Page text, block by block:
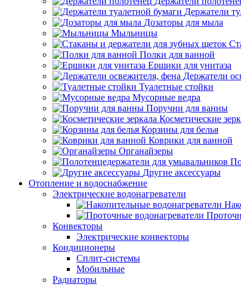
Держатели
Дозаторы для мыла
Мыльницы
Полки для ванной
Ершики для унитаза
Держатели
Туалетные стойки
Мусорные ведра
Поручни для ванны
Косметические
Корзины для белья
Коврики для ванной
Органайзеры
Другие аксессуары
Отопление и водоснабжение
Электрические водонагреватели
Конвекторы
Электрические конвекторы
Кондиционеры
Сплит-системы
Мобильные
Радиаторы